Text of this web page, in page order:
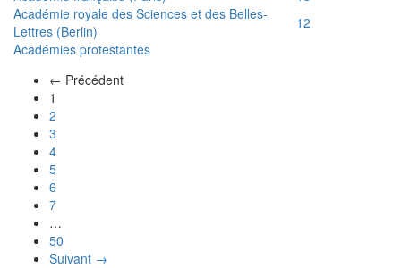
Académie royale des Sciences et des Belles-
Lettres (Berlin)
12
Académies protestantes
← Précédent
1
2
3
4
5
6
7
…
50
Suivant →